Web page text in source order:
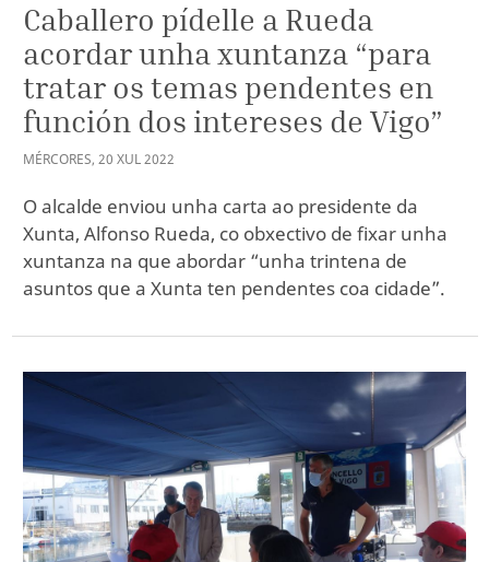
Caballero pídelle a Rueda
acordar unha xuntanza “para
tratar os temas pendentes en
función dos intereses de Vigo”
MÉRCORES, 20 XUL2022
O alcalde enviou unha carta ao presidente da
Xunta, Alfonso Rueda, co obxectivo de fixar unha
xuntanza na que abordar “unha trintena de
asuntos que a Xunta ten pendentes coa cidade”.